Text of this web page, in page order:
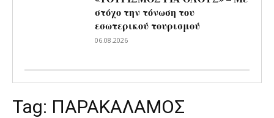
στόχο την τόνωση του
εσωτερικού τουρισμού
06.08.2026
Tag: ΠΑΡΑΚΑΛΑΜΟΣ